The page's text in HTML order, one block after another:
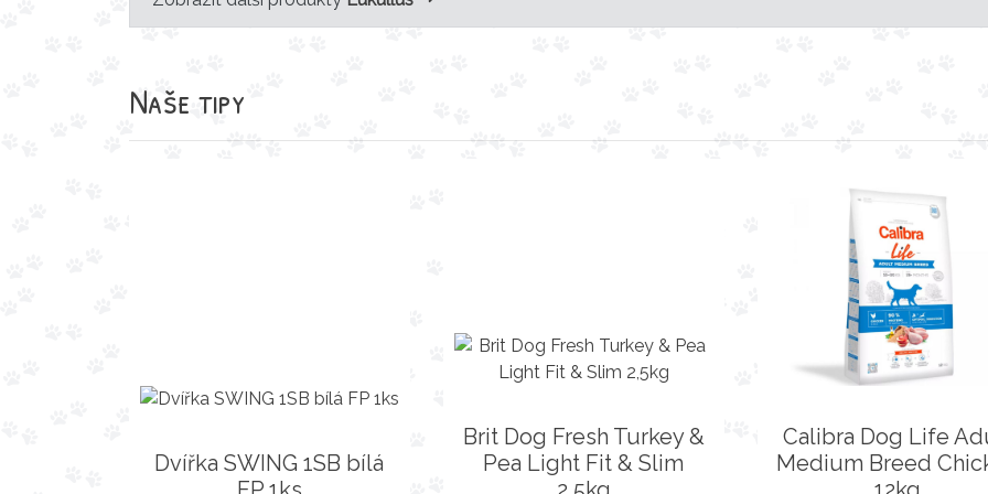
Naše tipy
Dvířka SWING 1SB bílá
Brit Dog Fresh Turkey &
Pea Light Fit & Slim
Calibra Dog Life
Medium Breed